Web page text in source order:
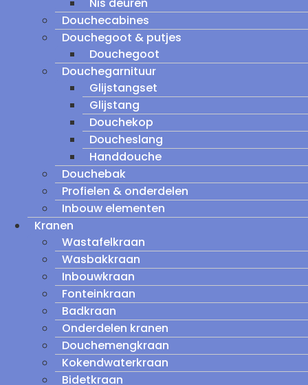
Douchecabines
Douchegoot & putjes
Douchegoot
Douchegarnituur
Glijstangset
Glijstang
Douchekop
Doucheslang
Handdouche
Douchebak
Profielen & onderdelen
Inbouw elementen
Kranen
Wastafelkraan
Wasbakkraan
Inbouwkraan
Fonteinkraan
Badkraan
Onderdelen kranen
Douchemengkraan
Kokendwaterkraan
Bidetkraan